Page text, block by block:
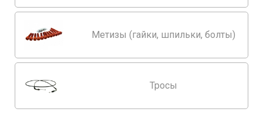
Метизы (гайки, шпильки, болты)
Тросы